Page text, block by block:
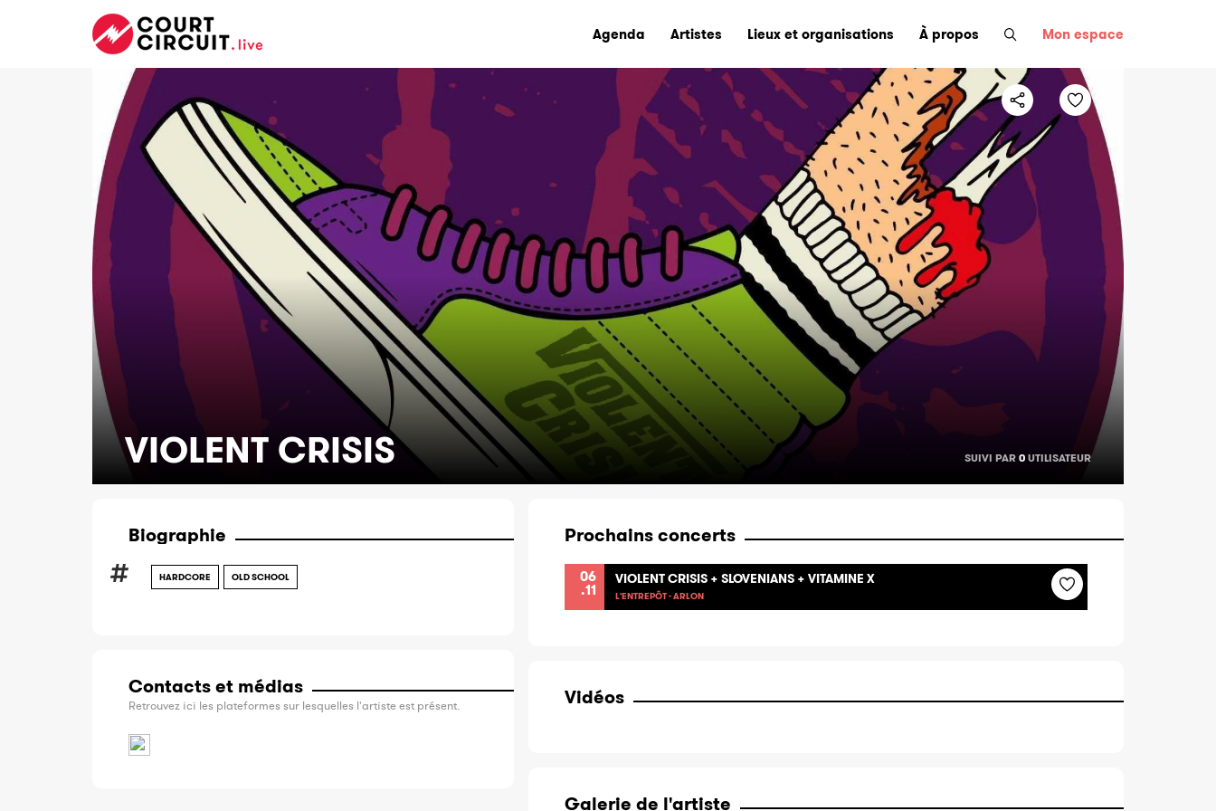
Agenda Artistes Lieux et organisations À propos Mon espace
VIOLENT CRISIS SUIVI PAR 0 UTILISATEUR
Biographie
HARDCORE OLD SCHOOL
Contacts et médias
Retrouvez ici les plateformes sur lesquelles l'artiste est présent.
Prochains concerts
06
.11
VIOLENT CRISIS + SLOVENIANS + VITAMINE X
L'ENTREPÔT - ARLON
Vidéos
Galerie de l'artiste